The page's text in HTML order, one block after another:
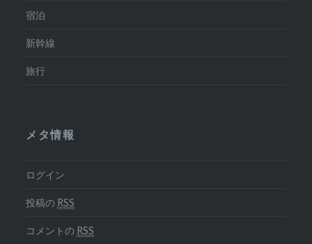
宿泊
新幹線
旅行
メタ情報
ログイン
投稿の RSS
コメントの RSS